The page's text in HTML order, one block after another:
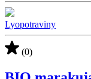
Lyopotraviny
(0)